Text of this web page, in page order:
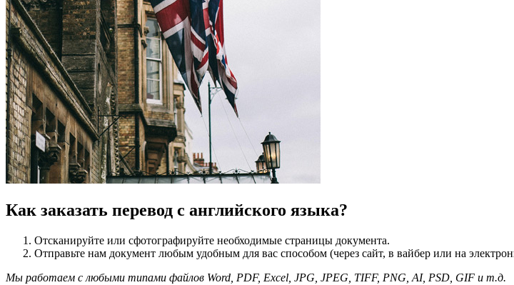
Как заказать перевод с английского языка?
Отсканируйте или сфотографируйте необходимые страницы документа.
Отправьте нам документ любым удобным для вас способом (через сайт, в вайбер или на
Мы работаем с любыми типами файлов Word, PDF, Excel, JPG, JPEG, TIFF, PNG, AI, PSD, GIF и т.д.